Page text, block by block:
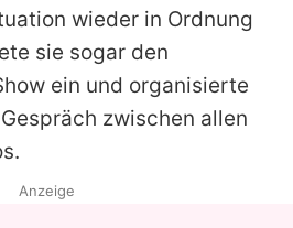
wieder in Ordnung
sie sogar den
ein und organisierte
zwischen allen
Anzeige